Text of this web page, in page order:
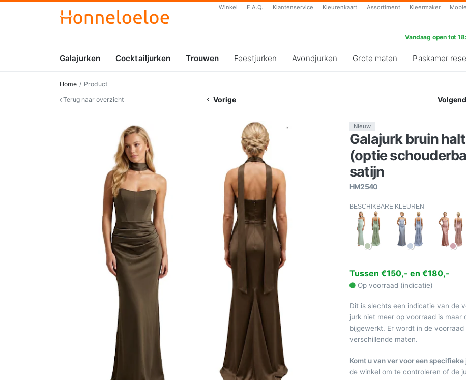
Winkel F.A.Q. Klantenservice Kleurenkaart Assortiment Kleermaker
Vandaag open tot
Galajurken Cocktailjurken Trouwen Feestjurken Avondjurken Grote maten Paskamer
Home
Product
Terug naar overzicht
Vorige
Nieuw
Galajurk bruin
(optie
satijn
HM2540
BESCHIKBARE KLEUREN
Tussen €150,- en €180,-
Op voorraad (indicatie)
Dit is slechts een indicatie van de
jurk niet meer op voorraad is maar
bijgewerkt. Er wordt in de
verschillende maten.
Komt u van ver voor een specifieke
de winkel om te controleren of de